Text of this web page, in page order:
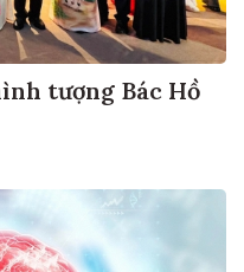
tượng Bác Hồ